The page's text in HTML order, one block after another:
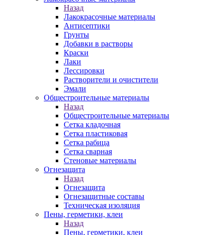
Назад
Лакокрасочные материалы
Антисептики
Грунты
Добавки в растворы
Краски
Лаки
Лессировки
Растворители и очистители
Эмали
Общестроительные материалы
Назад
Общестроительные материалы
Сетка кладочная
Сетка пластиковая
Сетка рабица
Сетка сварная
Стеновые материалы
Огнезащита
Назад
Огнезащита
Огнезащитные составы
Техническая изоляция
Пены, герметики, клеи
Назад
Пены, герметики, клеи